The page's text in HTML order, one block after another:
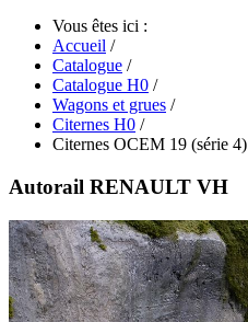
Vous êtes ici :
Accueil /
Catalogue /
Catalogue H0 /
Wagons et grues /
Citernes H0 /
Citernes OCEM 19 (série 4)
Autorail RENAULT VH